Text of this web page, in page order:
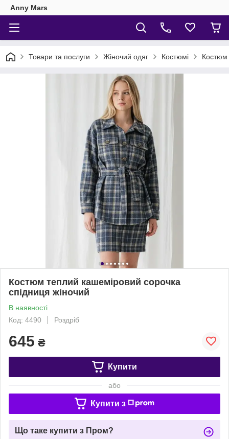
Anny Mars
Товари та послуги Жіночий одяг Костюмі Костюм
Костюм теплий кашеміровий сорочка
спідниця жіночий
В наявності
Код: 4490
Роздріб
645 ₴
Купити
або
Купити з
Що таке купити з Пром?